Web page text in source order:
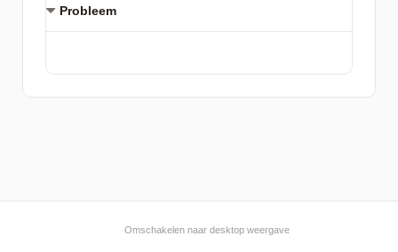
Probleem
Omschakelen naar desktop weergave